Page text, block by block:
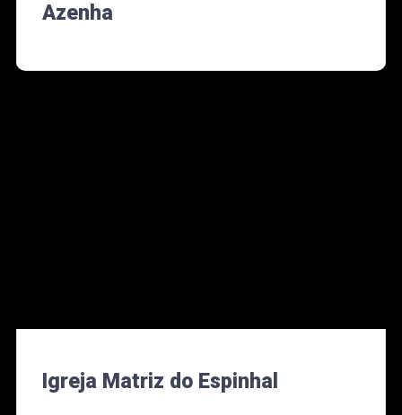
Azenha
Igreja Matriz do Espinhal